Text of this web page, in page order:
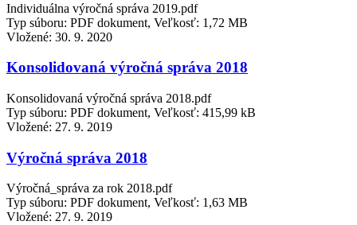
Individuálna výročná správa 2019.pdf
Typ súboru: PDF dokument, Veľkosť: 1,72 MB
Vložené: 30. 9. 2020
Konsolidovaná výročná správa 2018
Konsolidovaná výročná správa 2018.pdf
Typ súboru: PDF dokument, Veľkosť: 415,99 kB
Vložené: 27. 9. 2019
Výročná správa 2018
Výročná_správa za rok 2018.pdf
Typ súboru: PDF dokument, Veľkosť: 1,63 MB
Vložené: 27. 9. 2019